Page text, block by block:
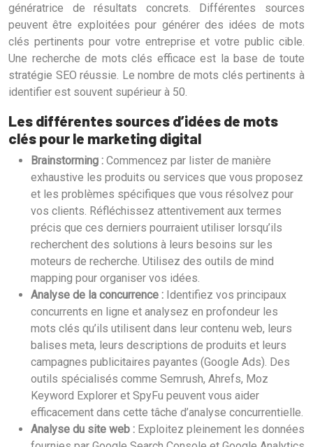
génératrice de résultats concrets. Différentes sources
peuvent être exploitées pour générer des idées de mots
clés pertinents pour votre entreprise et votre public cible.
Une recherche de mots clés efficace est la base de toute
stratégie SEO réussie. Le nombre de mots clés pertinents à
identifier est souvent supérieur à 50.
Les différentes sources d’idées de mots
clés pour le marketing digital
Brainstorming : Commencez par lister de manière
exhaustive les produits ou services que vous proposez
et les problèmes spécifiques que vous résolvez pour
vos clients. Réfléchissez attentivement aux termes
précis que ces derniers pourraient utiliser lorsqu’ils
recherchent des solutions à leurs besoins sur les
moteurs de recherche. Utilisez des outils de mind
mapping pour organiser vos idées.
Analyse de la concurrence : Identifiez vos principaux
concurrents en ligne et analysez en profondeur les
mots clés qu’ils utilisent dans leur contenu web, leurs
balises meta, leurs descriptions de produits et leurs
campagnes publicitaires payantes (Google Ads). Des
outils spécialisés comme Semrush, Ahrefs, Moz
Keyword Explorer et SpyFu peuvent vous aider
efficacement dans cette tâche d’analyse concurrentielle.
Analyse du site web : Exploitez pleinement les données